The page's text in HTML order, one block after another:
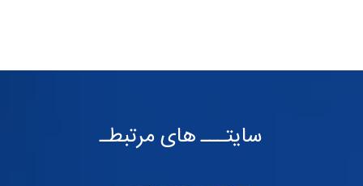
سایتـــ های مرتبطـ